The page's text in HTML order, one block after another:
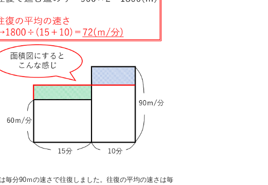
毎分90ｍの速さで往復しました。往復の平均の速さは毎